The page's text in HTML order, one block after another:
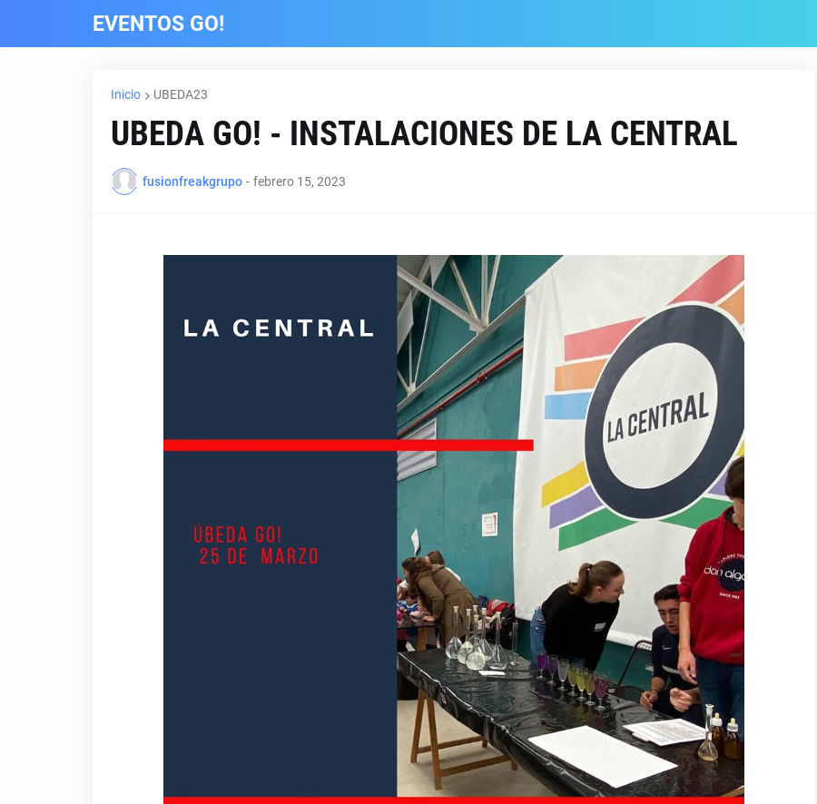
EVENTOS GO!
Inicio UBEDA23
UBEDA GO! - INSTALACIONES DE LA CENTRAL
fusionfreakgrupo - febrero 15, 2023